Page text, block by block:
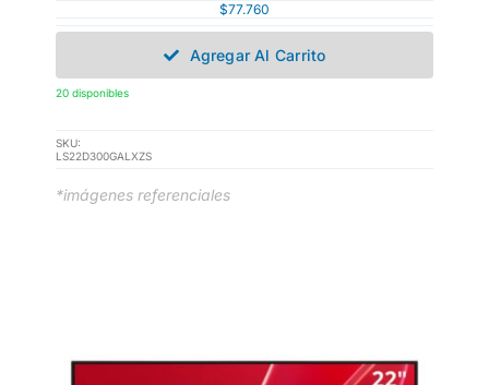
$77.760
Agregar Al Carrito
20 disponibles
SKU:
LS22D300GALXZS
*imágenes referenciales